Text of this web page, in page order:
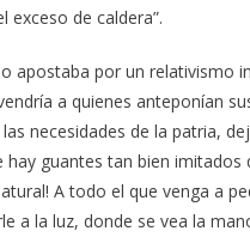
exceso de caldera”.
apostaba por un relativismo
a quienes anteponían
necesidades de la patria,
hay guantes tan bien imitados
A todo el que venga a
a la luz, donde se vea la